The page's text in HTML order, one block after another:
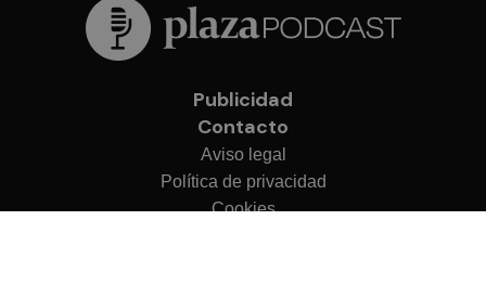
Publicidad
Contacto
Aviso legal
Política de privacidad
Cookies